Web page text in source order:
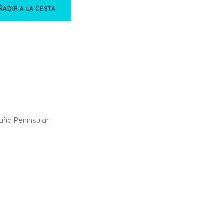
A LA CESTA
Peninsular